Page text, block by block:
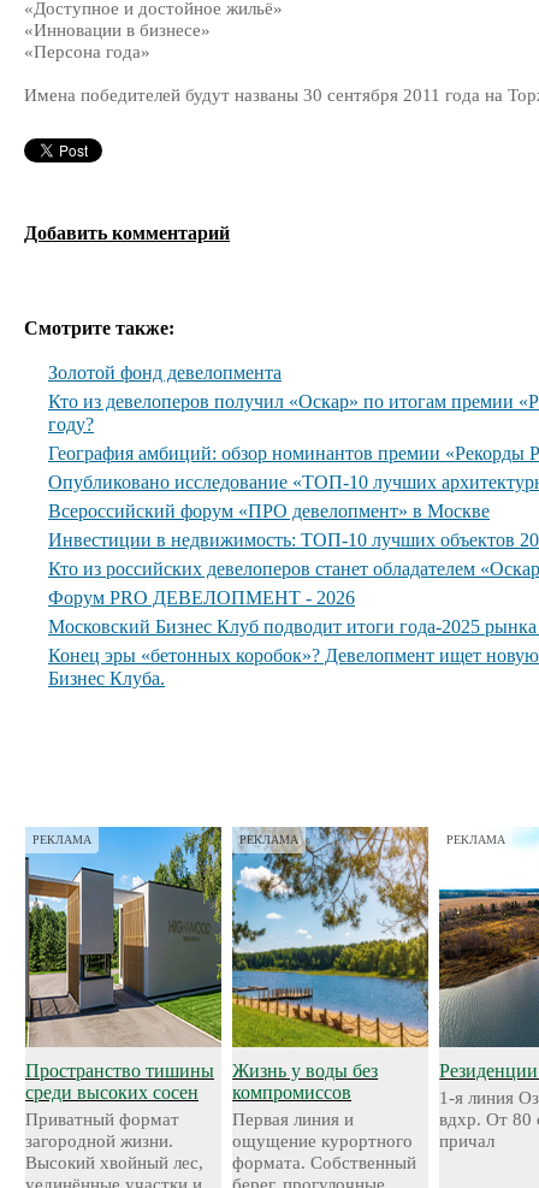
«Доступное и достойное жильё»
«Инновации в бизнесе»
«Персона года»
Имена победителей будут названы 30 сентября 2011 года на
Добавить комментарий
Смотрите также:
Золотой фонд девелопмента
Кто из девелоперов получил «Оскар» по итогам премии
году?
География амбиций: обзор номинантов премии
Опубликовано исследование «ТОП-10 лучших
Всероссийский форум «ПРО девелопмент» в Москве
Инвестиции в недвижимость: ТОП-10 лучших объектов
Кто из российских девелоперов станет обладателем
Форум PRO ДЕВЕЛОПМЕНТ - 2026
Московский Бизнес Клуб подводит итоги года-2025
Конец эры «бетонных коробок»? Девелопмент ищет
Бизнес Клуба.
РЕКЛАМА
Пространство тишины
среди высоких сосен
Приватный формат
загородной жизни.
Высокий хвойный лес,
РЕКЛАМА
Жизнь у воды без
компромиссов
Первая линия и
ощущение курортного
формата. Собственный
РЕКЛАМА
1-я линия
вдхр. От 80
причал